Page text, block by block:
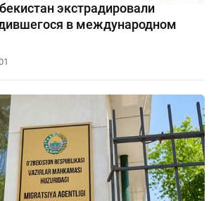
экстрадировали
в международном